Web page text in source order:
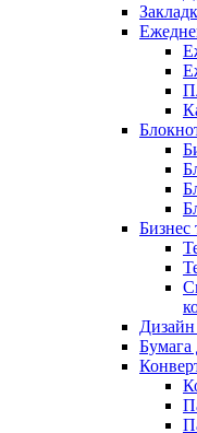
Бизнес
Дизайн
Бумага